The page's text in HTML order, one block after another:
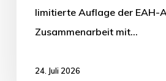
limitierte Auflage der EAH-
Zusammenarbeit mit…
24. Juli 2026